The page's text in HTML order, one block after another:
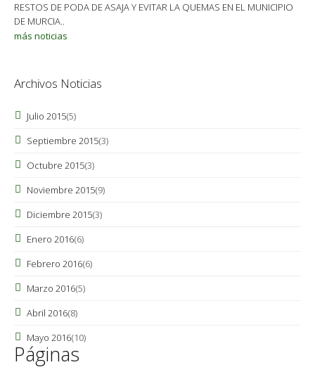
RESTOS DE PODA DE ASAJA Y EVITAR LA QUEMAS EN EL MUNICIPIO
DE MURCIA..
más noticias
Archivos Noticias
Julio 2015(5)
Septiembre 2015(3)
Octubre 2015(3)
Noviembre 2015(9)
Diciembre 2015(3)
Enero 2016(6)
Febrero 2016(6)
Marzo 2016(5)
Abril 2016(8)
Mayo 2016(10)
Páginas